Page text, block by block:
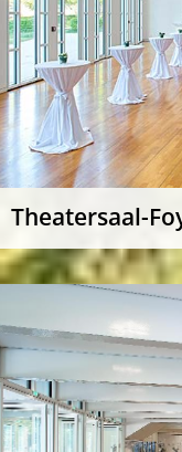
Theatersaal-